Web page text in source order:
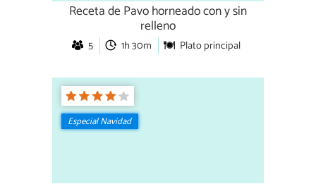
Receta de Pavo horneado con y sin
relleno
5 1h 30m Plato principal
Especial Navidad